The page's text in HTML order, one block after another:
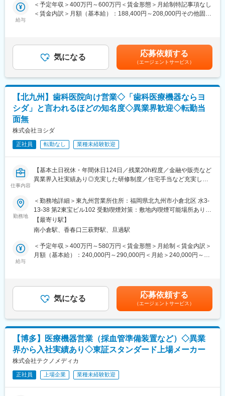
■入社後の流れ・研修体制：
安心して独り立ちできるよう、入社後の研修も充実しています。
▼入社～1週間程度
座学研修で商材や当社についての知識を学んでいただきます。
▼座学後～3カ月程度
先輩とのOJT研修を実施。訪問折衝や手術立ち会いなど、業務に
必要な知識・ノウハウをじっくりとお教えしていきます。
■業務のやりがい：
取り扱う商材は業界シェアトップクラスの医療機器。これまでの
営業スタイルですので自由度は抜群。目標達成に向けて自分の考
え、ペースで挑める環境です。
■業務概要：人事総務業務全般を担当していただきます。
・採用活動
内定者のフォローアップ
・労務業務
人材育成
入社後はOJTで業務を進めていきます。まず簡単な事務作業業務
広げて多岐にわたる業務に携わっていただきます。
・社内制度の構築・整備
・人事労務全般のマネジメント
■配属先部署
総務部は12名在籍しております。
専務取締役1名、相談役2名、経理2名、人事・総務5名、システム
■魅力
・独自開発した高シェア製品群による商品ポートフォリオで持続
的な成長を実現しており、業界のニーズは堅調に増加しておりま
・地域の働く場の創出や地域雇用に貢献している点も評価され、
「平成28年度ふるさと企業大賞（総務大臣賞）」を受賞しまし
た。
変更の範囲：会社の定める業務
給与
＜予定年収＞400万円～600万円＜賃金形態＞月給制特記事項なし
＜賃金内訳＞月額（基本給）：188,400円～208,000円その他固定
む）＜昇給有無＞有＜残業手当＞有＜給与補足＞■経験・年齢等を
考慮し、決定いたします。■昇給：年1回■賞与：年2回(基本給×3
～4ヶ月分)業績に伴い別途期末賞与有■その他固定手当には、業務
手当（16,000円）・住宅手当（7,000円～40,000円）を含みます■
固定時間を超過した場合、別途残業代支給。賃金はあくまでも目
安の金額であり、選考を通じて上下する可能性があります。月給
(月額)は固定手当を含めた表記です。
気になる 応募依頼する
（エージェントサービス）
【北九州】歯科医院向け営業◇「歯科医療機器ならヨ
シダ」と言われるほどの知名度◇異業界歓迎◇転勤当
面無
株式会社ヨシダ
正社員 転勤なし 業種未経験歓迎
仕事内容
【基本土日祝休・年間休日124日／残業20h程度／金融や販売など
異業界入社実績あり◎充実した研修制度／住宅手当など充実した
【業務内容】
■担当エリア内の歯科医院・代理店様へ、歯科医院で使用する診療
台（ユニット）や各種機器の導入を提案・支援していただきま
す。
製品の提案から設置・メンテナンスのアフターサービスまで、チ
ーム全体で協力しながら対応いただきます。
■各製品ごとの専任者や修理担当が在籍しており、専門知識はバッ
しますが、夜間・休日の緊急対応は無く、基本勤務時間内での対
応となります。
ご提案します。アイテム数の多さも当社の大きな強みです。
オンライン勉強会やEラーニング等が充実しており、無理なく業
界・製品知識の習得が可能です。
◆タービン…歯の切削に用いる精密機械
◆レーザー機器…最新治療を可能にする機材
勤務地
＜勤務地詳細＞東九州営業所住所：福岡県北九州市小倉北区 水3-
13-38 第2東宝ビル102 受動喫煙対策：敷地内喫煙可能場所あり変
更の範囲：会社の定める事業所
【最寄り駅】
南小倉駅、香春口三萩野駅、旦過駅
給与
＜予定年収＞400万円～580万円＜賃金形態＞月給制＜賃金内訳＞
月額（基本給）：240,000円～290,000円＜月給＞240,000円～
年収例年収880万円（40代前半・マネージャー）年収670万円
（30代後半・係長）年収560万円（30代前半・主任）賃金はあく
までも目安の金額であり、選考を通じて上下する可能性がありま
す。月給(月額)は固定手当を含めた表記です。
気になる 応募依頼する
（エージェントサービス）
【博多】医療機器営業（採血管準備装置など）◇異業
界から入社実績あり◇東証スタンダード上場メーカー
株式会社テクノメディカ
正社員 上場企業 業種未経験歓迎